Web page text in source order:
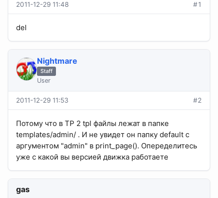
2011-12-29 11:48 #1
del
Nightmare
Staff
User
2011-12-29 11:53 #2
Потому что в TP 2 tpl файлы лежат в папке
templates/admin/ . И не увидет он папку default с
аргументом "admin" в print_page(). Опеределитесь
уже с какой вы версией движка работаете
gas